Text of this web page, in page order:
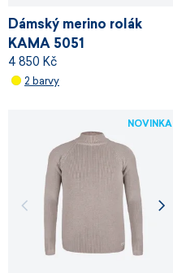
Dámský merino rolák
KAMA 5051
4 850 Kč
2 barvy
NOVINKA